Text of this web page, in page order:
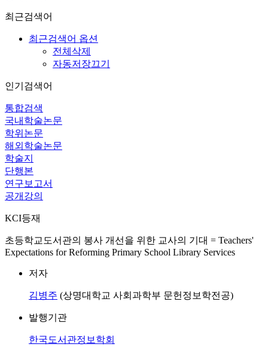
최근검색어
최근검색어 옵션
전체삭제
자동저장끄기
인기검색어
통합검색
국내학술논문
학위논문
해외학술논문
학술지
단행본
연구보고서
공개강의
KCI등재
초등학교도서관의 봉사 개선을 위한 교사의 기대 = Teachers'
Expectations for Reforming Primary School Library Services
저자
김병주 (상명대학교 사회과학부 문헌정보학전공)
발행기관
한국도서관정보학회